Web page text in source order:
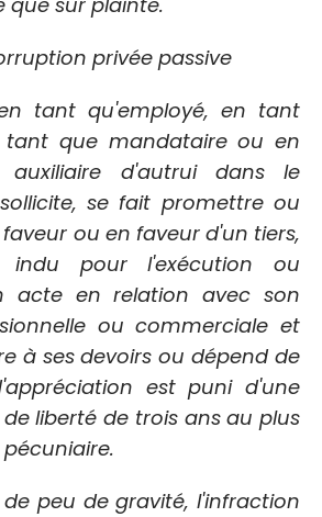
privée passive
tant qu'employé, en tant
tant que mandataire ou en
d'autrui dans le
se fait promettre ou
ou en faveur d'un tiers,
indu pour l'exécution ou
acte en relation avec son
ou commerciale et
à ses devoirs ou dépend de
est puni d'une
liberté de trois ans au plus
peu de gravité, l'infraction